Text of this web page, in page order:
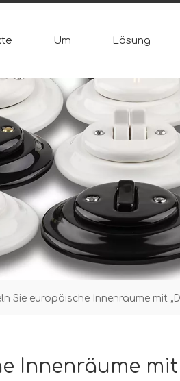
Um Lösung
Sie europäische Innenräume mit
Innenräume mit